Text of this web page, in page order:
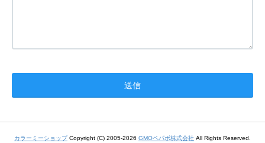
カラーミーショップCopyright (C) 2005-2026 GMOペパボ株式会社 All Rights Reserved.